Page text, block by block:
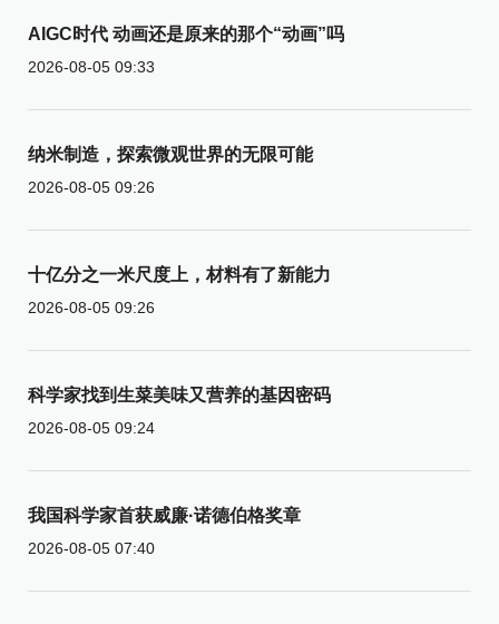
AIGC时代 动画还是原来的那个“动画”吗
2026-08-05 09:33
纳米制造，探索微观世界的无限可能
2026-08-05 09:26
十亿分之一米尺度上，材料有了新能力
2026-08-05 09:26
科学家找到生菜美味又营养的基因密码
2026-08-05 09:24
我国科学家首获威廉·诺德伯格奖章
2026-08-05 07:40